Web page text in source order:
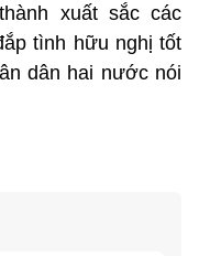
xuất sắc các
tình hữu nghị tốt
dân hai nước nói